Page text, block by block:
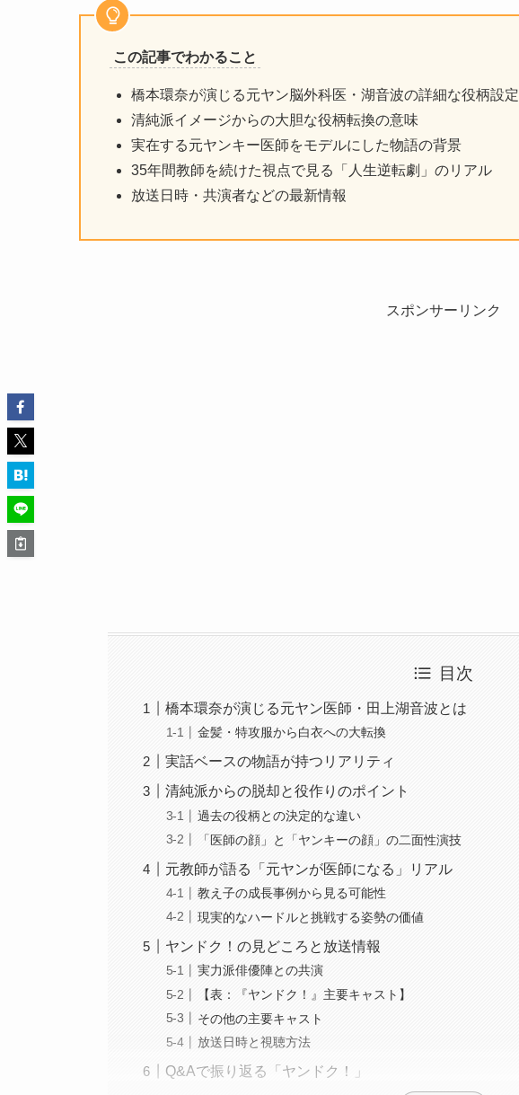
この記事でわかること
橋本環奈が演じる元ヤン脳外科医・湖音波の詳細な役柄設定
清純派イメージからの大胆な役柄転換の意味
実在する元ヤンキー医師をモデルにした物語の背景
35年間教師を続けた視点で見る「人生逆転劇」のリアル
放送日時・共演者などの最新情報
スポンサーリンク
目次
橋本環奈が演じる元ヤン医師・田上湖音波とは
金髪・特攻服から白衣への大転換
実話ベースの物語が持つリアリティ
清純派からの脱却と役作りのポイント
過去の役柄との決定的な違い
「医師の顔」と「ヤンキーの顔」の二面性演技
元教師が語る「元ヤンが医師になる」リアル
教え子の成長事例から見る可能性
現実的なハードルと挑戦する姿勢の価値
ヤンドク！の見どころと放送情報
実力派俳優陣との共演
【表：『ヤンドク！』主要キャスト】
その他の主要キャスト
放送日時と視聴方法
Q&Aで振り返る「ヤンドク！」